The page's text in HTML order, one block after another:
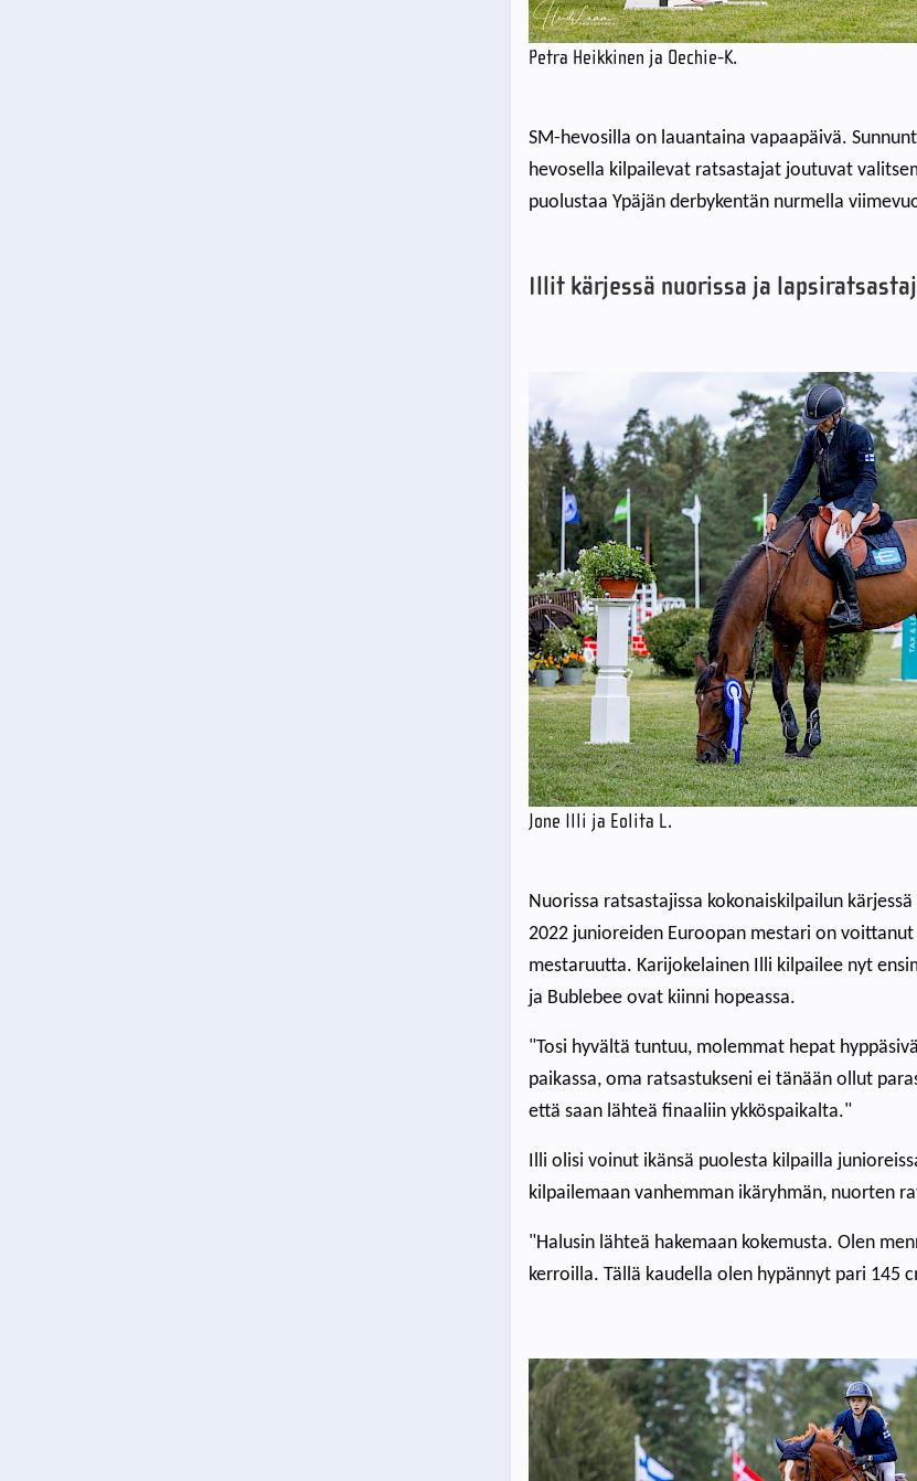
Petra Heikkinen ja Oechie-K.
SM-hevosilla on lauantaina vapaapäivä.
hevosella kilpailevat ratsastajat joutuvat
puolustaa Ypäjän derbykentän nurmella
Illit kärjessä nuorissa ja
Jone Illi ja Eolita L.
Nuorissa ratsastajissa kokonaiskilpailun
2022 junioreiden Euroopan mestari on
mestaruutta. Karijokelainen Illi kilpailee nyt
ja Bublebee ovat kiinni hopeassa.
"Tosi hyvältä tuntuu, molemmat hepat
paikassa, oma ratsastukseni ei tänään ollut
että saan lähteä finaaliin ykköspaikalta."
Illi olisi voinut ikänsä puolesta kilpailla
kilpailemaan vanhemman ikäryhmän, nuorten
"Halusin lähteä hakemaan kokemusta. Olen
kerroilla. Tällä kaudella olen hypännyt pari 145